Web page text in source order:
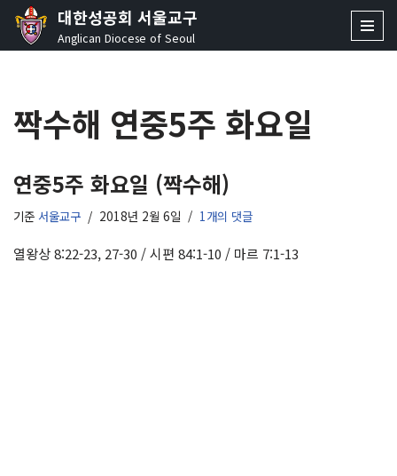
콘
로
건
뛰
기
대한성공회 서울교구
Anglican Diocese of Seoul
짝수해 연중5주 화요일
연중5주 화요일 (짝수해)
기준 서울교구 2018년 2월 6일 1개의 댓글
열왕상 8:22-23, 27-30 / 시편 84:1-10 / 마르 7:1-13